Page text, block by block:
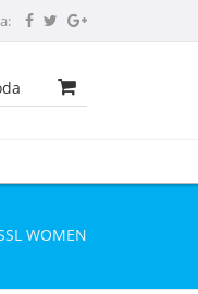
WOMEN